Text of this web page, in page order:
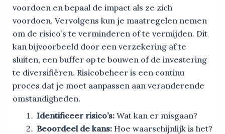
voordoen en bepaal de impact als ze zich
voordoen. Vervolgens kun je maatregelen nemen
om de risico’s te verminderen of te vermijden. Dit
kan bijvoorbeeld door een verzekering af te
sluiten, een buffer op te bouwen of de investering
te diversifiëren. Risicobeheer is een continu
proces dat je moet aanpassen aan veranderende
omstandigheden.
Identificeer risico’s:Wat kan er misgaan?
Beoordeel de kans:Hoe waarschijnlijk is het?